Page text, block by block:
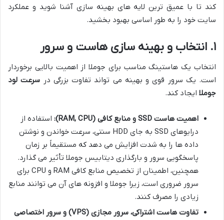
کند تا با عمیق ترین لایه های بهینه سازی آشنا شوید و عملکرد
سایت خود را به طور اساسی بهبود بخشید.
۱. انتخاب و بهینه سازی هاست و سرور
انتخاب یک هاستینگ مناسب برای جوملا از اهمیت بالایی برخوردار
است. یک سرور قوی و بهینه می تواند تفاوت بزرگی در سرعت لود
جوملا ایجاد کند.
اهمیت هاست SSD و منابع کافی (RAM, CPU):
استفاده از
درایوهای SSD به جای HDD سنتی، سرعت خواندن و نوشتن
داده ها را به شدت افزایش می دهد که مستقیماً بر زمان
پاسخگویی سرور و بارگذاری دیتابیس جوملا تأثیر می گذارد.
همچنین، اطمینان از تخصیص منابع کافی RAM و CPU برای
سرور ضروری است، زیرا جوملا و افزونه های آن می توانند منابع
زیادی را مصرف کنند.
تفاوت هاست اشتراکی، سرور مجازی (VPS) و سرور اختصاصی